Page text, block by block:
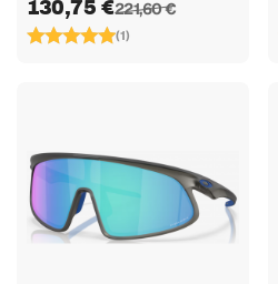
130,75 €221,60 €
(1)